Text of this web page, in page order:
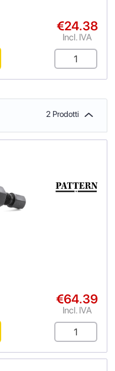
€24.38
Incl. IVA
2 Prodotti
€64.39
Incl. IVA